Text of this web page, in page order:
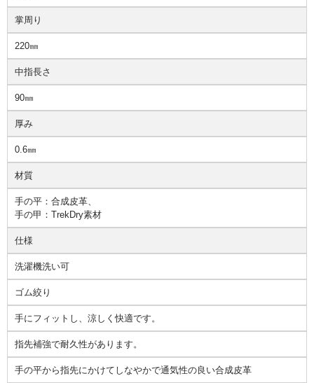
掌周り
220㎜
中指長さ
90㎜
厚み
0.6㎜
材質
手の平：合成皮革、
手の甲：TrekDry素材
仕様
洗濯機洗い可
ゴム絞り
手にフィットし、涼しく快適です。
指先補強で耐久性があります。
手の平から指先にかけてしなやかで通気性の良い合成皮革